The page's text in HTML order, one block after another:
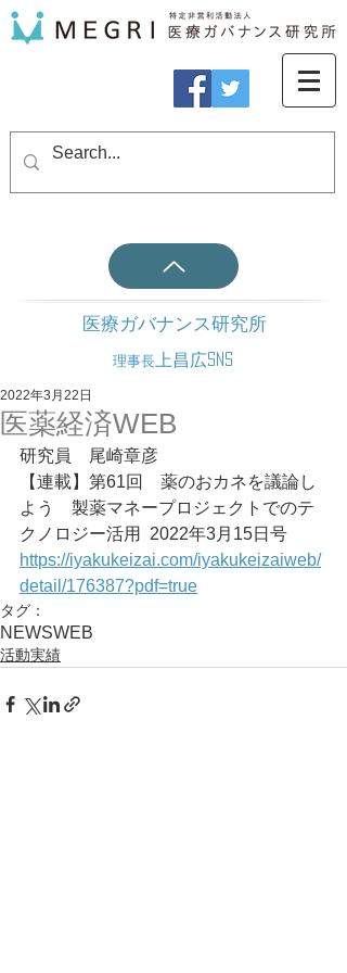
医療ガバナンス研究所
理事長 上昌広SNS
医薬経済WEB
2022年3月22日
研究員　尾崎章彦
【連載】第61回　薬のおカネを議論し
よう　製薬マネープロジェクトでのテ
クノロジー活用	2022年3月15日号
https://iyakukeizai.com/iyakukeizaiweb/
detail/176387?pdf=true
タグ：
NEWSWEB
活動実績